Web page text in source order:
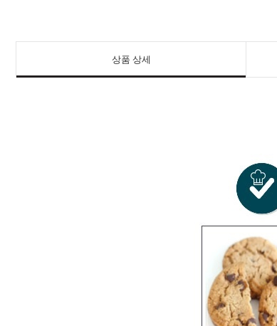
상품 상세